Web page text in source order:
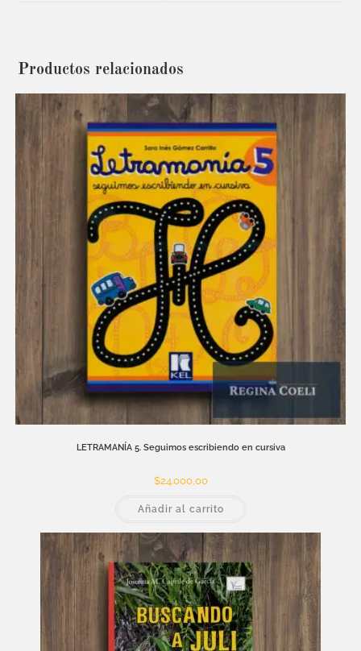
Productos relacionados
LETRAMANÍA 5. Seguimos escribiendo en cursiva
$24.000,00
Añadir al carrito